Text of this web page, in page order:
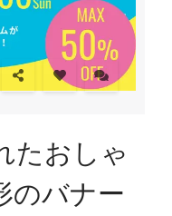
たおしゃ
のバナー